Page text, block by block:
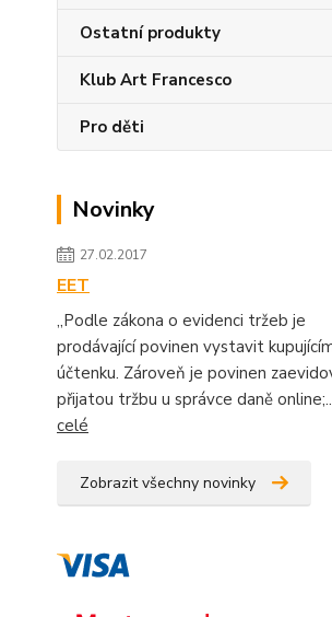
Ostatní produkty
Klub Art Francesco
Pro děti
Novinky
27.02.2017
EET
„Podle zákona o evidenci tržeb je
prodávající povinen vystavit
účtenku. Zároveň je povinen
přijatou tržbu u správce daně
celé
Zobrazit všechny novinky